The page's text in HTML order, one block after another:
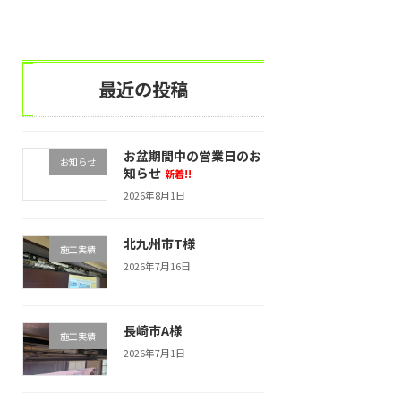
最近の投稿
お知らせ
お盆期間中の営業日のお
知らせ 新着!!
2026年8月1日
施工実績 北九州市T様
2026年7月16日
施工実績 長崎市A様
2026年7月1日